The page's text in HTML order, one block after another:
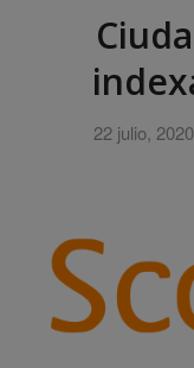
22 julio, 2020